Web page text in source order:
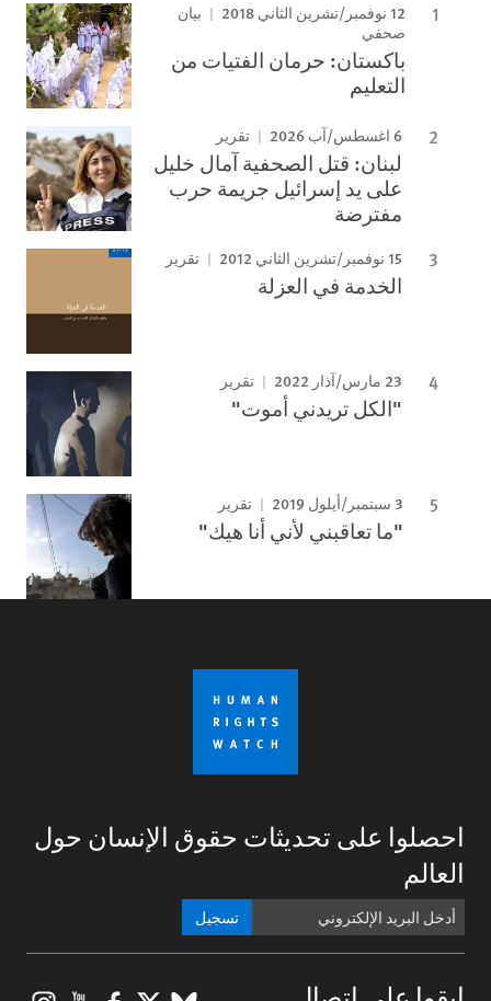
12 نوفمبر/تشرين الثاني 2018
بيان
صحفي
باكستان: حرمان الفتيات من
التعليم
6 اغسطس/آب 2026 تقرير
لبنان: قتل الصحفية آمال خليل
على يد إسرائيل جريمة حرب
مفترضة
15 نوفمبر/تشرين الثاني 2012 تقرير
الخدمة في العزلة
23 مارس/آذار 2022 تقرير
"الكل تريدني أموت"
3 سبتمبر/أيلول 2019 تقرير
"ما تعاقبني لأني أنا هيك"
احصلوا على تحديثات حقوق الإنسان حول
العالم
تسجيل